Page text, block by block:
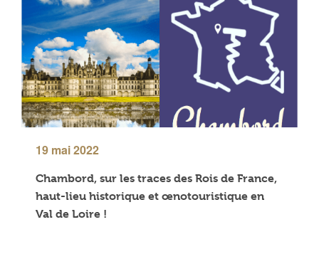
19 mai 2022
Chambord, sur les traces des Rois de France,
haut-lieu historique et œnotouristique en
Val de Loire !